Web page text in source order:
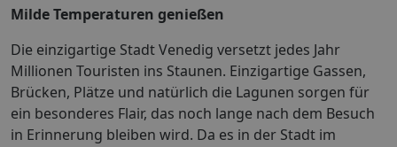
Milde Temperaturen genießen
Die einzigartige Stadt Venedig versetzt jedes Jahr
Millionen Touristen ins Staunen. Einzigartige Gassen,
Brücken, Plätze und natürlich die Lagunen sorgen für
ein besonderes Flair, das noch lange nach dem Besuch
in Erinnerung bleiben wird. Da es in der Stadt im